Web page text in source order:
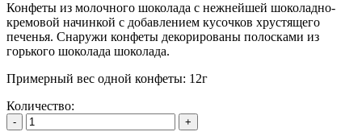
Конфеты из молочного шоколада с нежнейшей шоколадно-
кремовой начинкой с добавлением кусочков хрустящего
печенья. Снаружи конфеты декорированы полосками из
горького шоколада шоколада.
Примерный вес одной конфеты: 12г
Количество:
- +